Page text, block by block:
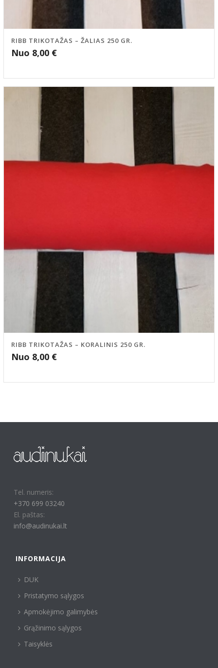
RIBB TRIKOTAŽAS – ŽALIAS 250 GR.
Nuo 8,00 €
RIBB TRIKOTAŽAS – KORALINIS 250 GR.
Nuo 8,00 €
Tel. numeris:
+370 699 03240
El. paštas:
info@audinukai.lt
INFORMACIJA
DUK
Pristatymo sąlygos
Apmokėjimo galimybės
Grąžinimo sąlygos
Taisyklės